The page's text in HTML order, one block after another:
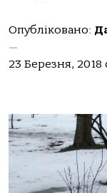
Опубліковано:
—
23 Березня, 2018